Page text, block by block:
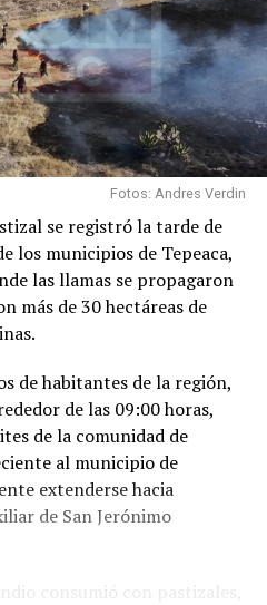
Fotos: Andres Verdin
se registró la tarde de
los municipios de Tepeaca,
las llamas se propagaron
más de 30 hectáreas de
de habitantes de la región,
de las 09:00 horas,
de la comunidad de
al municipio de
extenderse hacia
de San Jerónimo